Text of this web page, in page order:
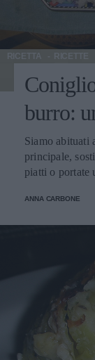
RICETTA
burro:
Siamo abituati
principale,
piatti o portate
alla carne di
ANNA CARBONE